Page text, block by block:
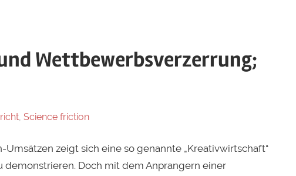
Wettbewerbsverzerrung;
, Science friction
zeigt sich eine so genannte „Kreativwirtschaft“
Doch mit dem Anprangern einer